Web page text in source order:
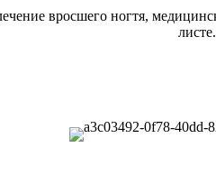
вросшего ногтя,
листе.